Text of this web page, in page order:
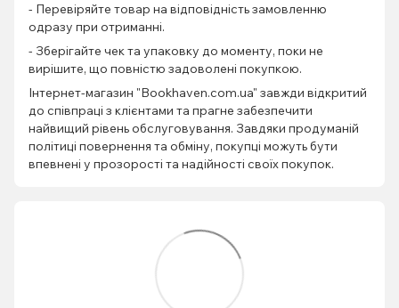
- Перевіряйте товар на відповідність замовленню
одразу при отриманні.
- Зберігайте чек та упаковку до моменту, поки не
вирішите, що повністю задоволені покупкою.
Інтернет-магазин "Bookhaven.com.ua" завжди відкритий
до співпраці з клієнтами та прагне забезпечити
найвищий рівень обслуговування. Завдяки продуманій
політиці повернення та обміну, покупці можуть бути
впевнені у прозорості та надійності своїх покупок.